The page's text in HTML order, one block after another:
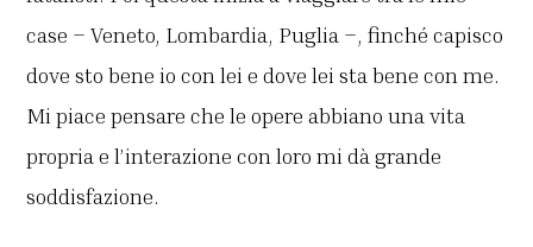
case – Veneto, Lombardia, Puglia –, finché capisco
dove sto bene io con lei e dove lei sta bene con me.
Mi piace pensare che le opere abbiano una vita
propria e l’interazione con loro mi dà grande
soddisfazione.